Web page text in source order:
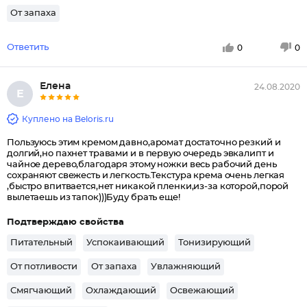
От запаха
Ответить 0 0
Е
Елена 24.08.2020
Куплено на Beloris.ru
Пользуюсь этим кремом давно,аромат достаточно резкий и
долгий,но пахнет травами и в первую очередь эвкалипт и
чайное дерево,благодаря этому ножки весь рабочий день
сохраняют свежесть и легкость.Текстура крема очень легкая
,быстро впитвается,нет никакой пленки,из-за которой,порой
вылетаешь из тапок)))Буду брать еще!
Подтверждаю свойства
Питательный Успокаивающий Тонизирующий
От потливости От запаха Увлажняющий
Смягчающий Охлаждающий Освежающий